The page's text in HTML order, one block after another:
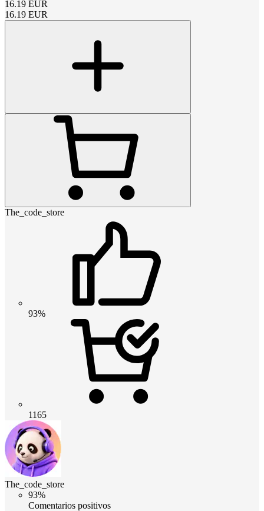
16.19 EUR
16.19 EUR
The_code_store
93%
1165
The_code_store
93%
Comentarios positivos